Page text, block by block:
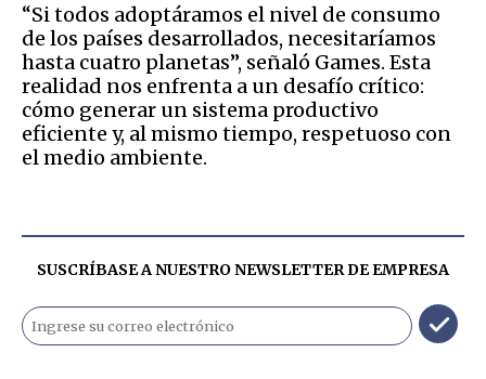
“Si todos adoptáramos el nivel de consumo
de los países desarrollados, necesitaríamos
hasta cuatro planetas”, señaló Games. Esta
realidad nos enfrenta a un desafío crítico:
cómo generar un sistema productivo
eficiente y, al mismo tiempo, respetuoso con
el medio ambiente.
SUSCRÍBASE A NUESTRO NEWSLETTER DEEMPRESA